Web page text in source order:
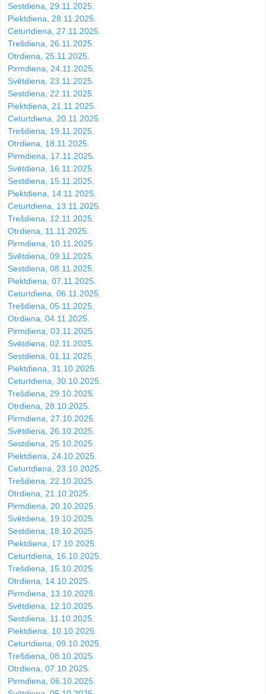
Sestdiena, 29.11.2025.
Piektdiena, 28.11.2025.
Ceturtdiena, 27.11.2025.
Trešdiena, 26.11.2025.
Otrdiena, 25.11.2025.
Pirmdiena, 24.11.2025.
Svētdiena, 23.11.2025.
Sestdiena, 22.11.2025.
Piektdiena, 21.11.2025.
Ceturtdiena, 20.11.2025.
Trešdiena, 19.11.2025.
Otrdiena, 18.11.2025.
Pirmdiena, 17.11.2025.
Svētdiena, 16.11.2025.
Sestdiena, 15.11.2025.
Piektdiena, 14.11.2025.
Ceturtdiena, 13.11.2025.
Trešdiena, 12.11.2025.
Otrdiena, 11.11.2025.
Pirmdiena, 10.11.2025.
Svētdiena, 09.11.2025.
Sestdiena, 08.11.2025.
Piektdiena, 07.11.2025.
Ceturtdiena, 06.11.2025.
Trešdiena, 05.11.2025.
Otrdiena, 04.11.2025.
Pirmdiena, 03.11.2025.
Svētdiena, 02.11.2025.
Sestdiena, 01.11.2025.
Piektdiena, 31.10.2025.
Ceturtdiena, 30.10.2025.
Trešdiena, 29.10.2025.
Otrdiena, 28.10.2025.
Pirmdiena, 27.10.2025.
Svētdiena, 26.10.2025.
Sestdiena, 25.10.2025.
Piektdiena, 24.10.2025.
Ceturtdiena, 23.10.2025.
Trešdiena, 22.10.2025.
Otrdiena, 21.10.2025.
Pirmdiena, 20.10.2025.
Svētdiena, 19.10.2025.
Sestdiena, 18.10.2025.
Piektdiena, 17.10.2025.
Ceturtdiena, 16.10.2025.
Trešdiena, 15.10.2025.
Otrdiena, 14.10.2025.
Pirmdiena, 13.10.2025.
Svētdiena, 12.10.2025.
Sestdiena, 11.10.2025.
Piektdiena, 10.10.2025.
Ceturtdiena, 09.10.2025.
Trešdiena, 08.10.2025.
Otrdiena, 07.10.2025.
Pirmdiena, 06.10.2025.